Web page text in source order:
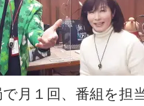
月１回、番組を担